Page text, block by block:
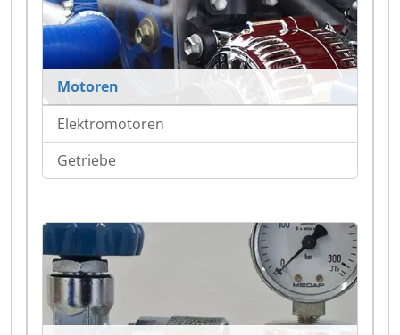
Motoren
Elektromotoren
Getriebe